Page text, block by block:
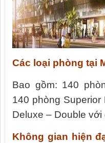
Các loại phòng tại
Bao gồm: 140
140 phòng
Deluxe – Double với
Không gian hiện